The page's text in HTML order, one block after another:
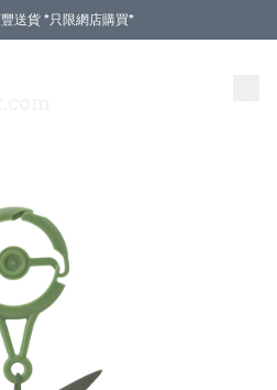
送貨 *只限網店購買*